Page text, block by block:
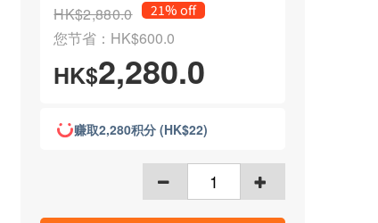
HK$2,880.0 21% off
您节省：HK$600.0
HK$2,280.0
赚取2,280积分 (HK$22)